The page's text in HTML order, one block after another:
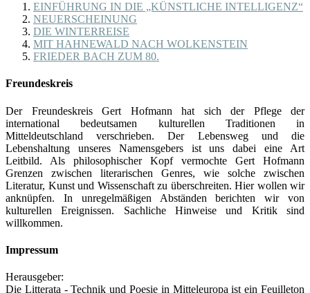
EINFÜHRUNG IN DIE „KÜNSTLICHE INTELLIGENZ“
NEUERSCHEINUNG
DIE WINTERREISE
MIT HAHNEWALD NACH WOLKENSTEIN
FRIEDER BACH ZUM 80.
Freundeskreis
Der Freundeskreis Gert Hofmann hat sich der Pflege der
international bedeutsamen kulturellen Traditionen in
Mitteldeutschland verschrieben. Der Lebensweg und die
Lebenshaltung unseres Namensgebers ist uns dabei eine Art
Leitbild. Als philosophischer Kopf vermochte Gert Hofmann
Grenzen zwischen literarischen Genres, wie solche zwischen
Literatur, Kunst und Wissenschaft zu überschreiten. Hier wollen wir
anknüpfen. In unregelmäßigen Abständen berichten wir von
kulturellen Ereignissen. Sachliche Hinweise und Kritik sind
willkommen.
Impressum
Herausgeber:
Die Litterata - Technik und Poesie in Mitteleuropa ist ein Feuilleton